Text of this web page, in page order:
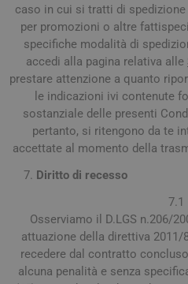
caso in cui si tratti di
per promozioni o altre
specifiche modalità di
accedi alla pagina relativa alle
prestare attenzione a quanto
le indicazioni ivi contenute
sostanziale delle presenti
pertanto, si ritengono da te
accettate al momento della
Diritto di recesso
7.1
Osserviamo il D.LGS n.206/
attuazione della direttiva
recedere dal contratto
alcuna penalità e senza